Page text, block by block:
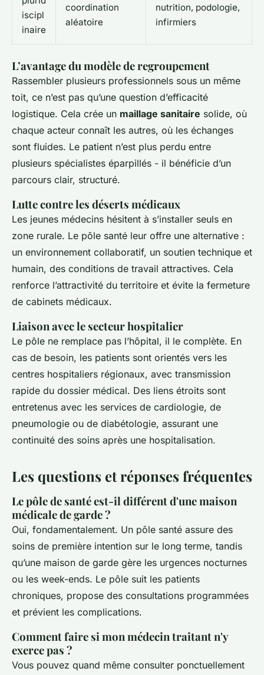
iscipl
inaire
coordination
aléatoire
nutrition, podologie,
infirmiers
L’avantage du modèle de regroupement
Rassembler plusieurs professionnels sous un même
toit, ce n’est pas qu’une question d’efficacité
logistique. Cela crée un maillage sanitaire solide, où
chaque acteur connaît les autres, où les échanges
sont fluides. Le patient n’est plus perdu entre
plusieurs spécialistes éparpillés - il bénéficie d’un
parcours clair, structuré.
Lutte contre les déserts médicaux
Les jeunes médecins hésitent à s’installer seuls en
zone rurale. Le pôle santé leur offre une alternative :
un environnement collaboratif, un soutien technique et
humain, des conditions de travail attractives. Cela
renforce l’attractivité du territoire et évite la fermeture
de cabinets médicaux.
Liaison avec le secteur hospitalier
Le pôle ne remplace pas l’hôpital, il le complète. En
cas de besoin, les patients sont orientés vers les
centres hospitaliers régionaux, avec transmission
rapide du dossier médical. Des liens étroits sont
entretenus avec les services de cardiologie, de
pneumologie ou de diabétologie, assurant une
continuité des soins après une hospitalisation.
Les questions et réponses fréquentes
Le pôle de santé est-il différent d'une maison
médicale de garde ?
Oui, fondamentalement. Un pôle santé assure des
soins de première intention sur le long terme, tandis
qu’une maison de garde gère les urgences nocturnes
ou les week-ends. Le pôle suit les patients
chroniques, propose des consultations programmées
et prévient les complications.
Comment faire si mon médecin traitant n'y
exerce pas ?
Vous pouvez quand même consulter ponctuellement